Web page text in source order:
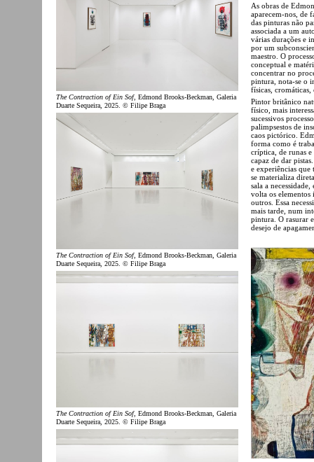
The Contraction of Ein Sof, Edmond Brooks-Beckman, Galeria
Duarte Sequeira, 2025. © Filipe Braga
The Contraction of Ein Sof, Edmond Brooks-Beckman, Galeria
Duarte Sequeira, 2025. © Filipe Braga
The Contraction of Ein Sof, Edmond Brooks-Beckman, Galeria
Duarte Sequeira, 2025. © Filipe Braga
As obras de
aparecem-nos, de
das pinturas não
associada a um
várias durações e
por um
maestro. O
conceptual e
concentrar no
pintura, nota-se o
físicas,
Pintor britânico
físico, mais
sucessivos
palimpsestos de
caos pictórico.
forma como é
críptica, de runas
capaz de dar
e experiências
se materializa
sala a
volta os elementos
outros. Essa
mais tarde, num
pintura. O rasurar
desejo de